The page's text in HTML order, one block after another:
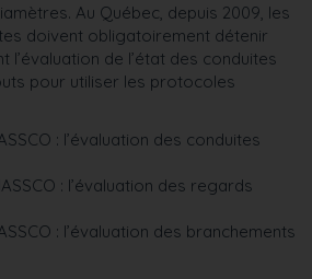
Au Québec, depuis 2009, les
doivent obligatoirement détenir
l’évaluation de l’état des conduites
pour utiliser les protocoles
: l’évaluation des conduites
: l’évaluation des regards
: l’évaluation des branchements